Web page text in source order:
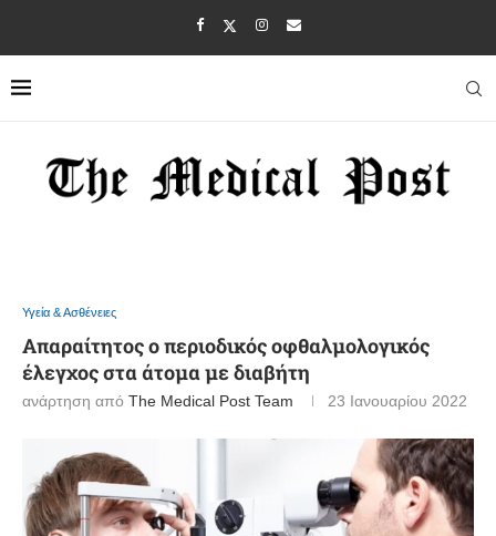
Υγεία & Ασθένειες
Απαραίτητος ο περιοδικός οφθαλμολογικός
έλεγχος στα άτομα με διαβήτη
ανάρτηση από The Medical Post Team 23 Ιανουαρίου 2022